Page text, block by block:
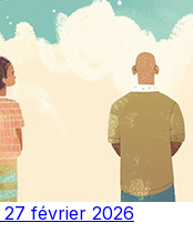
27 février 2026